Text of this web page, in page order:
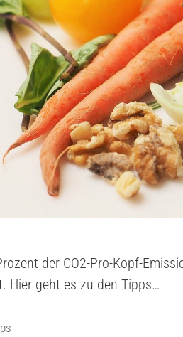
der CO2-Pro-Kopf-
Hier geht es zu den Tipps…